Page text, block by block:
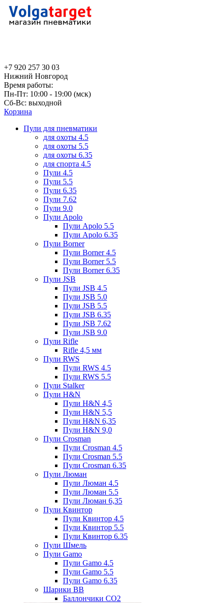
+7 920 257 30 03
Нижний Новгород
Время работы:
Пн-Пт: 10:00 - 19:00 (мск)
Сб-Вс: выходной
Корзина
Пули для пневматики
для охоты 4.5
для охоты 5.5
для охоты 6.35
для спорта 4.5
Пули 4.5
Пули 5.5
Пули 6.35
Пули 7.62
Пули 9.0
Пули Apolo
Пули Apolo 5.5
Пули Apolo 6.35
Пули Borner
Пули Borner 4.5
Пули Borner 5.5
Пули Borner 6.35
Пули JSB
Пули JSB 4.5
Пули JSB 5.0
Пули JSB 5.5
Пули JSB 6.35
Пули JSB 7.62
Пули JSB 9.0
Пули Rifle
Rifle 4,5 мм
Пули RWS
Пули RWS 4.5
Пули RWS 5.5
Пули Stalker
Пули H&N
Пули H&N 4,5
Пули H&N 5,5
Пули H&N 6,35
Пули H&N 9,0
Пули Crosman
Пули Crosman 4.5
Пули Crosman 5.5
Пули Crosman 6.35
Пули Люман
Пули Люман 4.5
Пули Люман 5.5
Пули Люман 6,35
Пули Квинтор
Пули Квинтор 4.5
Пули Квинтор 5.5
Пули Квинтор 6.35
Пули Шмель
Пули Gamo
Пули Gamo 4.5
Пули Gamo 5.5
Пули Gamo 6.35
Шарики BB
Баллончики CO2